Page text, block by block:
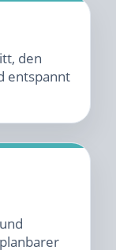
den
entspannt